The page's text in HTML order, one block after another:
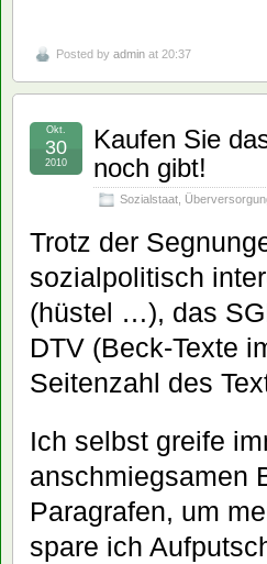
Posted by admin at 20:37
Kaufen Sie
noch gibt!
Sozialstaat
Okt.
30
2010
Trotz der
sozialpolitisch
(hüstel …), das
DTV (Beck-Texte
Seitenzahl des
Ich selbst greife
anschmiegsamen
Paragrafen, um
spare ich